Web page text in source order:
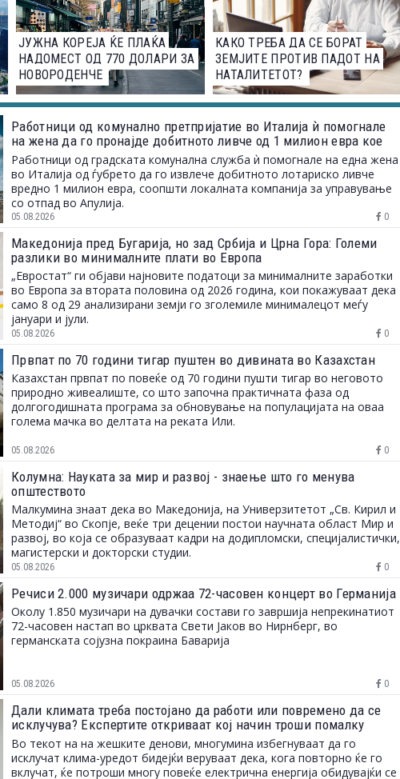
ЈУЖНА КОРЕЈА ЌЕ ПЛАЌА
НАДОМЕСТ ОД 770 ДОЛАРИ ЗА
НОВОРОДЕНЧЕ
КАКО ТРЕБА ДА СЕ БОРАТ
ЗЕМЈИТЕ ПРОТИВ ПАДОТ НА
НАТАЛИТЕТОТ?
Работници од комунално претпријатие во Италија ѝ помогнале
на жена да го пронајде добитното ливче од 1 милион евра кое
завршило на депонија
Работници од градската комунална служба ѝ помогнале на една жена
во Италија од ѓубрето да го извлече добитното лотариско ливче
вредно 1 милион евра, соопшти локалната компанија за управување
со отпад во Апулија.
05.08.2026 0
Македонија пред Бугарија, но зад Србија и Црна Гора: Големи
разлики во минималните плати во Европа
„Евростат“ ги објави најновите податоци за минималните заработки
во Европа за втората половина од 2026 година, кои покажуваат дека
само 8 од 29 анализирани земји го зголемиле минималецот меѓу
јануари и јули.
05.08.2026 0
Првпат по 70 години тигар пуштен во дивината во Казахстан
Казахстан првпат по повеќе од 70 години пушти тигар во неговото
природно живеалиште, со што започна практичната фаза од
долгогодишната програма за обновување на популацијата на оваа
голема мачка во делтата на реката Или.
05.08.2026 0
Колумна: Науката за мир и развој - знаење што го менува
општеството
Малкумина знаат дека во Македонија, на Универзитетот „Св. Кирил и
Методиј“ во Скопје, веќе три децении постои научната област Мир и
развој, во која се образуваат кадри на додипломски, специјалистички,
магистерски и докторски студии.
05.08.2026 0
Речиси 2.000 музичари одржаа 72-часовен концерт во Германија
Околу 1.850 музичари на дувачки состави го завршија непрекинатиот
72-часовен настап во црквата Свети Јаков во Нирнберг, во
германската сојузна покраина Баварија
05.08.2026 0
Дали климата треба постојано да работи или повремено да се
исклучува? Експертите откриваат кој начин троши помалку
струја
Во текот на на жешките денови, многумина избегнуваат да го
исклучат клима-уредот бидејќи веруваат дека, кога повторно ќе го
вклучат, ќе потроши многу повеќе електрична енергија обидувајќи се